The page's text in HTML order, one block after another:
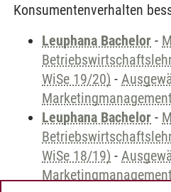
Konsumentenverhalten
Leuphana Bachelor -
WiSe 19/20) -
Leuphana Bachelor -
WiSe 18/19) -